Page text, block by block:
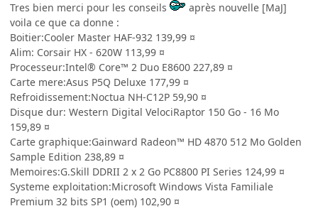
Tres bien merci pour les conseils
après nouvelle [MaJ]
voila ce que ca donne :
Boitier:Cooler Master HAF-932 139,99 ¤
Alim: Corsair HX - 620W 113,99 ¤
Processeur:Intel® Core™ 2 Duo E8600 227,89 ¤
Carte mere:Asus P5Q Deluxe 177,99 ¤
Refroidissement:Noctua NH-C12P 59,90 ¤
Disque dur: Western Digital VelociRaptor 150 Go - 16 Mo
159,89 ¤
Carte graphique:Gainward Radeon™ HD 4870 512 Mo Golden
Sample Edition 238,89 ¤
Memoires:G.Skill DDRII 2 x 2 Go PC8800 PI Series 124,99 ¤
Systeme exploitation:Microsoft Windows Vista Familiale
Premium 32 bits SP1 (oem) 102,90 ¤